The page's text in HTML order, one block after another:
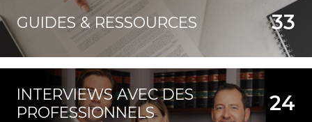
GUIDES & RESSOURCES 33
INTERVIEWS AVEC DES
PROFESSIONNELS
24